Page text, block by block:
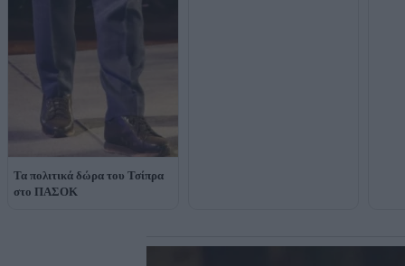
Τα πολιτικά δώρα του Τσίπρα
στο ΠΑΣΟΚ